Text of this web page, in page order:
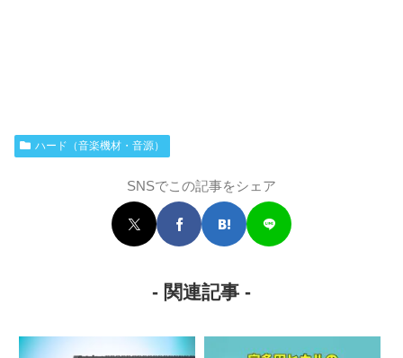
ハード（音楽機材・音源）
SNSでこの記事をシェア
- 関連記事 -